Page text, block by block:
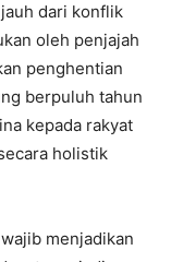
dari konflik
oleh penjajah
penghentian
berpuluh tahun
kepada rakyat
holistik
menjadikan